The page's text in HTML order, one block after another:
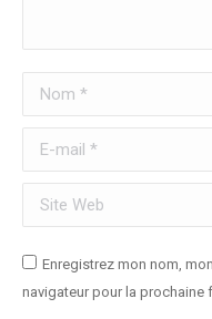
Nom *
E-mail *
Site Web
Enregistrez mon nom,
navigateur pour la prochaine